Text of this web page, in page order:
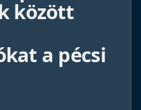
között
a pécsi